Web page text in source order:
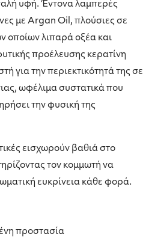
υφή. Έντονα λαμπερές
με Argan Oil, πλούσιες σε
οποίων λιπαρά οξέα και
προέλευσης κερατίνη
για την περιεκτικότητά της σε
ωφέλιμα συστατικά που
την φυσική της
εισχωρούν βαθιά στο
τον κομμωτή να
ευκρίνεια κάθε φορά.
προστασία